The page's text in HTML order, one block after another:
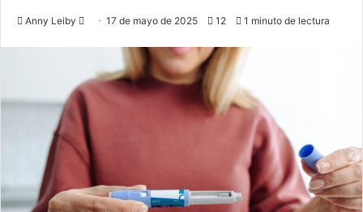
Anny Leiby
Send17 de mayo de 2025 12 1 minuto de lectura